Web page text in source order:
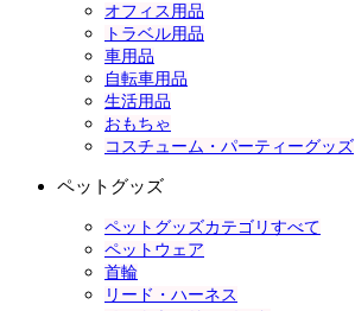
オフィス用品
トラベル用品
車用品
自転車用品
生活用品
おもちゃ
コスチューム・パーティーグッズ
ペットグッズ
ペットグッズカテゴリすべて
ペットウェア
首輪
リード・ハーネス